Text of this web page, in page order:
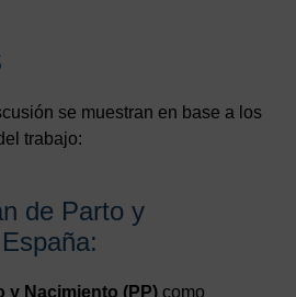
se muestran en base a los
trabajo:
de Parto y
y Nacimiento (PP) como